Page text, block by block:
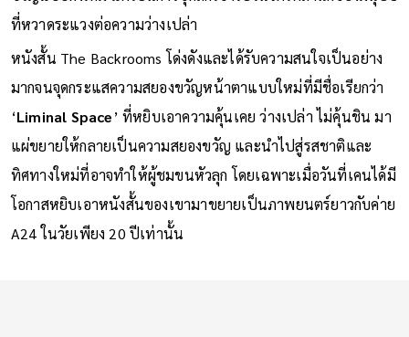
ขวัญแบบดั้งเดิม แต่เป็นการขุดลึกเข้าไปในจิตใต้สำนึกของมนุษย์
ที่หวาดระแวงต่อความว่างเปล่า
หนังสั้น The Backrooms โด่งดังและได้รับความสนใจเป็นอย่าง
มากจนจุดกระแสความสยองขวัญหน้าตาแบบใหม่ที่มีชื่อเรียกว่า
‘Liminal Space’ ที่หยิบเอาความคุ้นเคย ว่างเปล่า ไม่คุ้นชิน มา
แผ่ขยายให้กลายเป็นความสยองขวัญ และนำไปสู่รสชาติและ
ทิศทางใหม่ที่อาจทำให้ผู้ชมขนหัวลุก โดยเฉพาะเมื่อวันที่เคนได้มี
โอกาสหยิบเอาหนังสั้นของเขามาขยายเป็นภาพยนตร์ยาวกับค่าย